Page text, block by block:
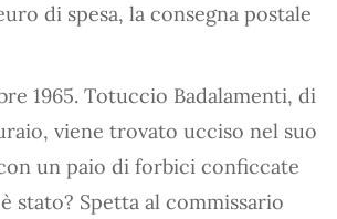
di spesa, la consegna postale
1965. Totuccio Badalamenti, di
viene trovato ucciso nel suo
un paio di forbici conficcate
stato? Spetta al commissario